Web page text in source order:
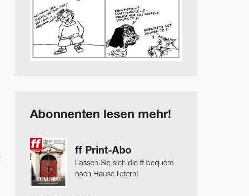
Abonnenten lesen mehr!
ff Print-Abo
Lassen Sie sich die ff bequem
nach Hause liefern!